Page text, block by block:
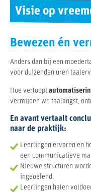
Zo werkt het
Software
Visie op
Bewezen én
Anders dan bij een
voor duizenden uren
Hoe verloopt
vermijden we taalangst,
En avant vertaalt
naar de praktijk:
Leerlingen ervaren en
een communicatieve
Nieuwe structuren
ingeoefend.
Leerlingen halen